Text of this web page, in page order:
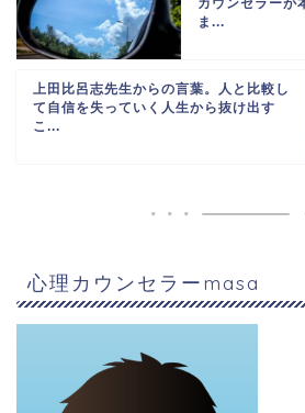
カウンセラーが
ま...
上田比呂志先生からの言葉。人と比較し
て自信を失っていく人生から抜け出す
こ...
心理カウンセラーmasa